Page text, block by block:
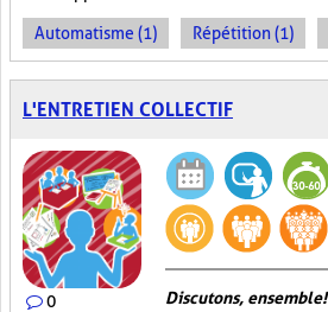
Automatisme (1) Répétition (1)
L'ENTRETIEN COLLECTIF
0 Discutons, ensemble!